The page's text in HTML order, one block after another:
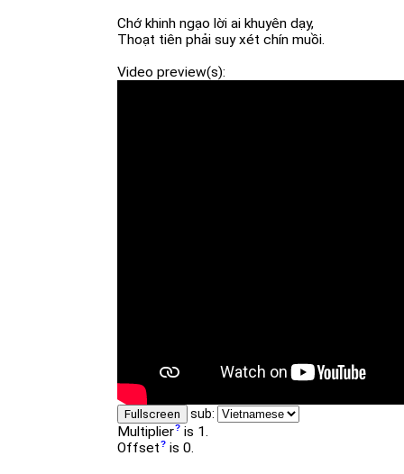
Chớ khinh ngạo lời ai khuyên dạy,
Thoạt tiên phải suy xét chín muồi.
Video preview(s):
Fullscreen sub:
Multiplier is 1.
Offset is 0.